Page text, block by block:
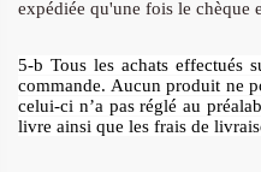
expédiée qu'une fois le chèque
5-b Tous les achats effectués
commande. Aucun produit ne
celui-ci n’a pas réglé au
livre ainsi que les frais de